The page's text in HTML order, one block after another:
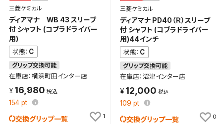
三菱ケミカル
ディアマナ WB 43 スリーブ
付 シャフト (コブラドライバー
用)
状態： C
グリップ交換可能
在庫店：横浜町田インター店
16,980
154 pt
交換グリップ一覧 1
三菱ケミカル
ディアマナ PD40（Ｒ）スリーブ
付 シャフト (コブラドライバー
用)44インチ
状態： C
グリップ交換可能
在庫店：沼津インター店
12,000
109 pt
交換グリップ一覧 0